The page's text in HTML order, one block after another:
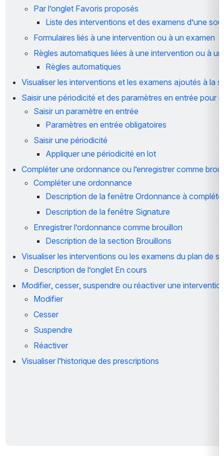
Par l’onglet Favoris proposés
Liste des interventions et des examens d’une
Formulaires liés à une intervention ou à un examen
Règles automatiques liées à une intervention ou à
Règles automatiques
Visualiser les interventions et les examens ajoutés à la
Saisir une périodicité et des paramètres en entrée pour
Saisir un paramètre en entrée
Paramètres en entrée obligatoires
Saisir une périodicité
Appliquer une périodicité en lot
Compléter une ordonnance ou l’enregistrer comme
Compléter une ordonnance
Description de la fenêtre Ordonnance à
Description de la fenêtre Signature
Enregistrer l’ordonnance comme brouillon
Description de la section Brouillons
Visualiser les interventions ou les examens du plan de
Description de l’onglet En cours
Modifier, cesser, suspendre ou réactiver une
Modifier
Cesser
Suspendre
Réactiver
Visualiser l’historique des prescriptions